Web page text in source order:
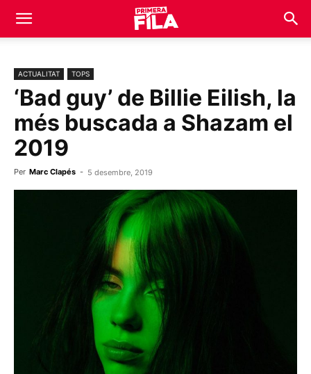
ACTUALITAT TOPS
‘Bad guy’ de Billie Eilish, la
més buscada a Shazam el
2019
Per Marc Clapés - 5 desembre, 2019